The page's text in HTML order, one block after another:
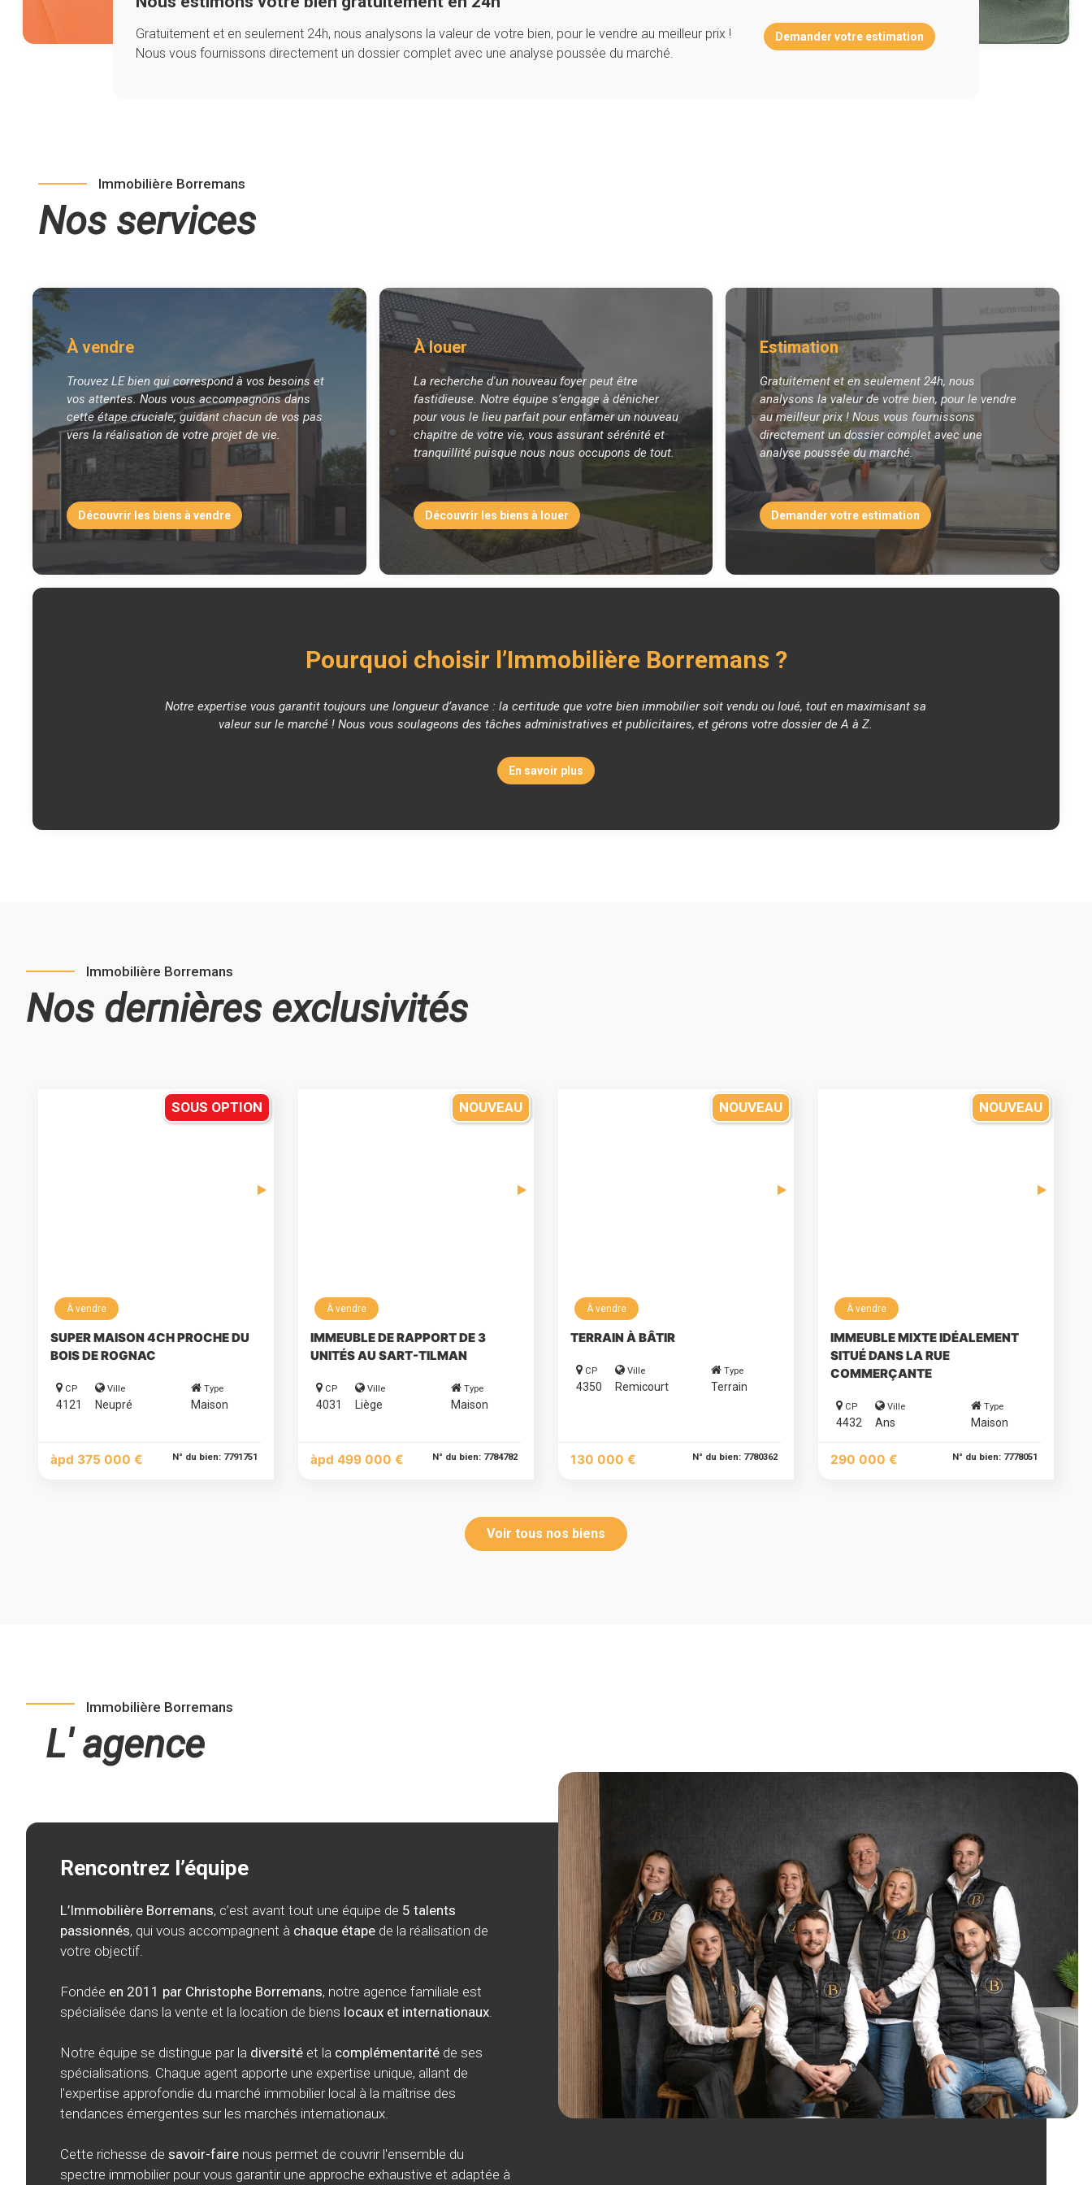
Gratuitement et en seulement 24h, nous analysons la valeur de votre bien, pour le vendre au meilleur prix !
Nous vous fournissons directement un dossier complet avec une analyse poussée du marché.
Demander votre estimation
Immobilière Borremans
Nos services
À vendre
Trouvez LE bien qui correspond à vos besoins et
vos attentes. Nous vous accompagnons dans
cette étape cruciale, guidant chacun de vos pas
vers la réalisation de votre projet de vie.
Découvrir les biens à vendre
À louer
La recherche d'un nouveau foyer peut être
fastidieuse. Notre équipe s’engage à dénicher
pour vous le lieu parfait pour entamer un nouveau
chapitre de votre vie, vous assurant sérénité et
tranquillité puisque nous nous occupons de tout.
Découvrir les biens à louer
Estimation
Gratuitement et en seulement 24h, nous
analysons la valeur de votre bien, pour le vendre
au meilleur prix ! Nous vous fournissons
directement un dossier complet avec une
analyse poussée du marché.
Demander votre estimation
Pourquoi choisir l’Immobilière Borremans ?
Notre expertise vous garantit toujours une longueur d’avance : la certitude que votre bien immobilier soit vendu ou loué, tout en maximisant sa
valeur sur le marché ! Nous vous soulageons des tâches administratives et publicitaires, et gérons votre dossier de A à Z.
En savoir plus
Immobilière Borremans
Nos dernières exclusivités
SOUS OPTION
À vendre
SUPER MAISON 4CH PROCHE DU
BOIS DE ROGNAC
CP
4121
Ville
Neupré
Type
Maison
àpd 375 000 € N° du bien: 7791751
NOUVEAU
À vendre
IMMEUBLE DE RAPPORT DE 3
UNITÉS AU SART-TILMAN
CP
4031
Ville
Liège
Type
Maison
àpd 499 000 € N° du bien: 7784782
NOUVEAU
À vendre
TERRAIN À BÂTIR
CP
4350
Ville
Remicourt
Type
Terrain
130 000 € N° du bien: 7780362
NOUVEAU
À vendre
IMMEUBLE MIXTE IDÉALEMENT
SITUÉ DANS LA RUE
COMMERÇANTE
CP
4432
Ville
Ans
Type
Maison
290 000 € N° du bien: 7778051
Voir tous nos biens
Immobilière Borremans
L' agence
Rencontrez l’équipe
L’Immobilière Borremans, c’est avant tout une équipe de 5 talents
passionnés, qui vous accompagnent à chaque étape de la réalisation de
votre objectif.
Fondée en 2011 par Christophe Borremans, notre agence familiale est
spécialisée dans la vente et la location de biens locaux et internationaux
Notre équipe se distingue par la diversité et la complémentarité de ses
spécialisations. Chaque agent apporte une expertise unique, allant de
l'expertise approfondie du marché immobilier local à la maîtrise des
tendances émergentes sur les marchés internationaux.
Cette richesse de savoir-faire nous permet de couvrir l'ensemble du
spectre immobilier pour vous garantir une approche exhaustive et adaptée à